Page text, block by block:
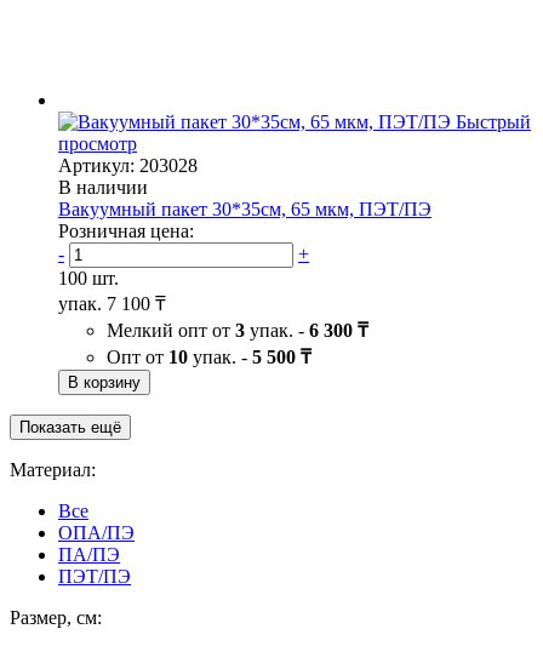
Быстрый
просмотр
Артикул: 203028
В наличии
Вакуумный пакет 30*35см, 65 мкм, ПЭТ/ПЭ
Розничная цена:
-
+
100 шт.
упак. 7 100 ₸
Мелкий опт от 3 упак. - 6 300 ₸
Опт от 10 упак. - 5 500 ₸
В корзину
Показать ещё
Материал:
Все
ОПА/ПЭ
ПА/ПЭ
ПЭТ/ПЭ
Размер, см: